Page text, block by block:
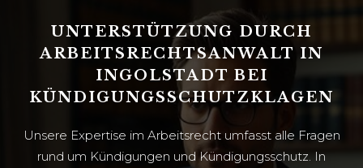
UNTERSTÜTZUNG DURCH
ARBEITSRECHTSANWALT IN
INGOLSTADT BEI
KÜNDIGUNGSSCHUTZKLAGEN
Unsere Expertise im Arbeitsrecht umfasst alle Fragen
rund um Kündigungen und Kündigungsschutz. In